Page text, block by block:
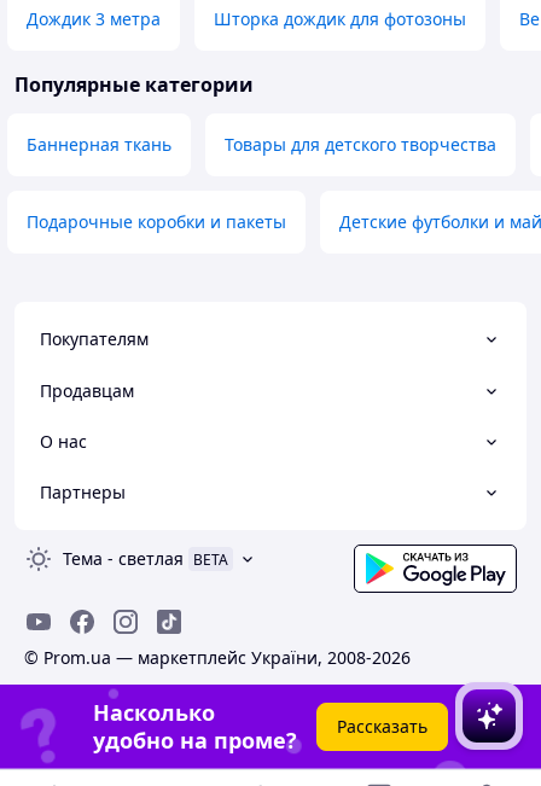
Дождик 3 метра Шторка дождик для фотозоны
Популярные категории
Баннерная ткань Товары для детского творчества
Подарочные коробки и пакеты Детские футболки и
Покупателям
Продавцам
О нас
Партнеры
Тема - светлая BETA
© Prom.ua — маркетплейс України, 2008-2026
Насколько
удобно на проме?
Рассказать